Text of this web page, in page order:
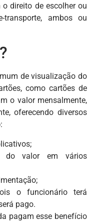
direito de escolher ou
transporte, ambos ou
de visualização do
como cartões de
o valor mensalmente,
oferecendo diversos
do valor em vários
o funcionário terá
pago.
pagam esse benefício